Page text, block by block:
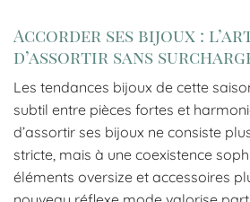
Accorder ses bijoux :
d’assortir sans
Les tendances bijoux de cette
subtil entre pièces fortes et
d’assortir ses bijoux ne consiste
stricte, mais à une coexistence
éléments oversize et accessoires